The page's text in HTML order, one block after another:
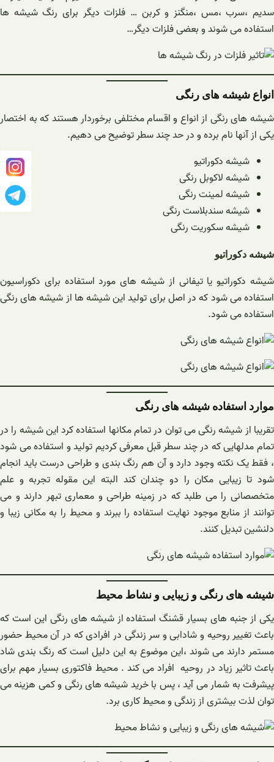
سدیم ،سرب ،مس ،منگنز و کربن … فلزات دیگر برای رنگ شیشه ها
استفاده می شوند و بعضی فلزات دیگر…
انواع شیشه های رنگی
شیشه های رنگی از انواع و اقسام مختلفی برخوردار هستند که به اختصار
یکی از آنها نام برده و در حد چند سطر توضیح می دهیم.
شیشه دکوراتیو
شیشه لاکوبل رنگی
شیشه لمینت رنگی
شیشه سندبلاست رنگی
شیشه سکوریت رنگی
شیشه دکوراتیو
شیشه دکوراتیو یا تیفانی از شیشه های مورد استفاده برای دکوراسیون
استفاده می شود که در اصل برای تولید این شیشه ها از شیشه های رنگی
استفاده می شود.
موارد استفاده شیشه های رنگی
تقریبا از شیشه رنگی می توان در تمام مکانها استفاده کرد این شیشه را در
تمام مدلهایی که در چند سطر قبل معرفی کردیم تولید و استفاده می شود
، فقط یک نکته وجود دارد و آن هم رنگ بندی و طراحی درست باید انجام
شود تا زیبایی مکان را دو چندان کند البته این مقوله تجربه و علم
متخصصانی را می طلبد که در زمینه طراحی و معماری تبهر دارند و می
توانند از منابع موجود نهایت استفاده را ببرند و محیط را به مکانی زیبا و
دلنشین تبدیل کنند.
شیشه های رنگی و زیبایی و نشاط محیط
یکی از جنبه های بسیار قشنگ استفاده از شیشه های رنگی این است که
باعث تغییر روحیه و شادابی و سر زندگی در افرادی که در آن محیط حضور
مستمر دارند می شوند ،این موضوع به این دلیل است که رنگ بندی شاد
باعث تاثیر زیاد در روحیه افراد می کند . محیط فاکتوری بسیار مهم برای
پیشرفت به شمار می آید ، پس با خرید شیشه های رنگی و کمی هزینه می
توان لذت بیشتری از زندگی و محیط کاری برد.